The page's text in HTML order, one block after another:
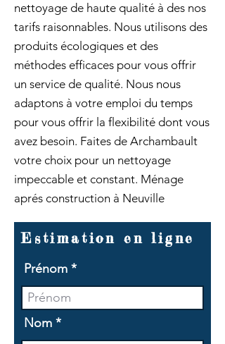
nettoyage de haute qualité à des nos
tarifs raisonnables. Nous utilisons des
produits écologiques et des
méthodes efficaces pour vous offrir
un service de qualité. Nous nous
adaptons à votre emploi du temps
pour vous offrir la flexibilité dont vous
avez besoin. Faites de Archambault
votre choix pour un nettoyage
impeccable et constant. Ménage
aprés construction à Neuville
Estimation en ligne
Prénom
Nom